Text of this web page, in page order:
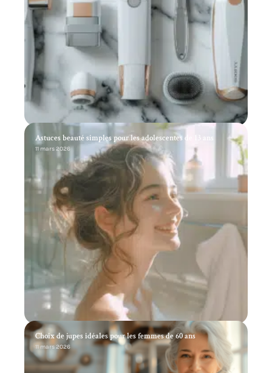
Astuces beauté simples pour les adolescentes de 13 ans
11 mars 2026
Choix de jupes idéales pour les femmes de 60 ans
11 mars 2026